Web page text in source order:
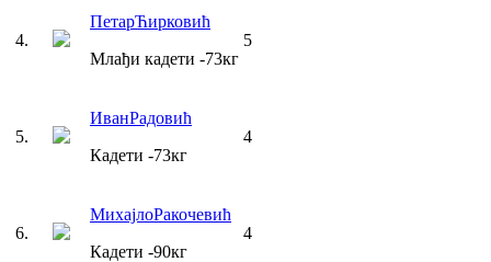
4.
ПетарЋирковић
Млађи кадети -73кг
5
5.
ИванРадовић
Кадети -73кг
4
6.
МихајлоРакочевић
Кадети -90кг
4